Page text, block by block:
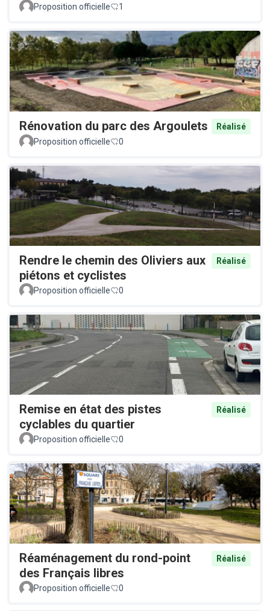
Proposition officielle 1
Rénovation du parc des Argoulets
Réalisé
Proposition officielle
0
Rendre le chemin des Oliviers aux
piétons et cyclistes
Réalisé
Proposition officielle 0
Remise en état des pistes
cyclables du quartier
Réalisé
Proposition officielle 0
Réaménagement du rond-point
des Français libres
Réalisé
Proposition officielle 0